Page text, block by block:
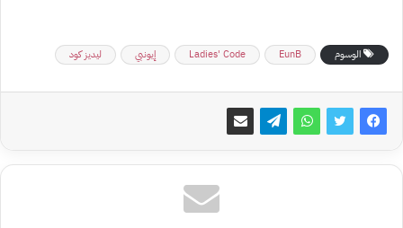
الوسوم EunB
Ladies' Code إيونبي ليديز كود